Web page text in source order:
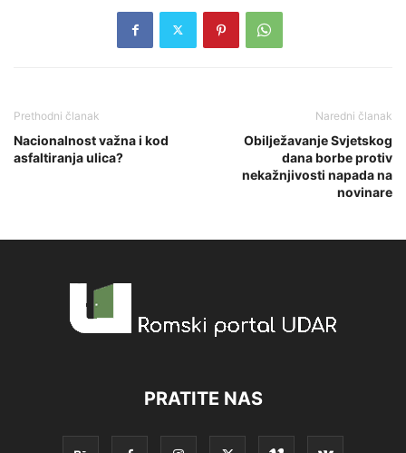
Prethodni članak
Nacionalnost važna i kod
asfaltiranja ulica?
Naredni članak
Obilježavanje Svjetskog
dana borbe protiv
nekažnjivosti napada na
novinare
PRATITE NAS